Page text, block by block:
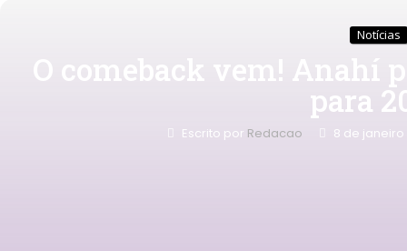
Notícias
O comeback vem! Anahí
para
Escrito por Redacao 8 de